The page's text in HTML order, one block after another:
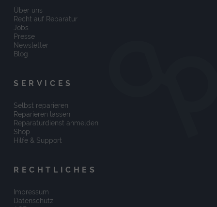
Über uns
Recht auf Reparatur
Jobs
Presse
Newsletter
Blog
SERVICES
Selbst reparieren
Reparieren lassen
Reparaturdienst anmelden
Shop
Hilfe & Support
RECHTLICHES
Impressum
Datenschutz